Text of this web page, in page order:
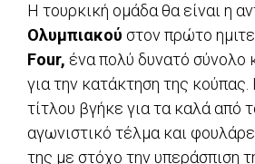
Η τουρκική ομάδα θα είναι η
Ολυμπιακού στον πρώτο
Four, ένα πολύ δυνατό σύνολο
για την κατάκτηση της
τίτλου βγήκε για τα καλά από
αγωνιστικό τέλμα και
της με στόχο την υπεράσπιση